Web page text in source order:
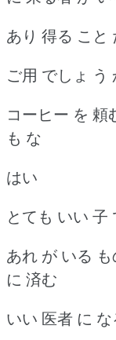
あり 得る こと
ご用 でしょ う
コーヒー を 頼
も な
はい
とても いい 子
あれ が いる
に 済む
いい 医者 に な